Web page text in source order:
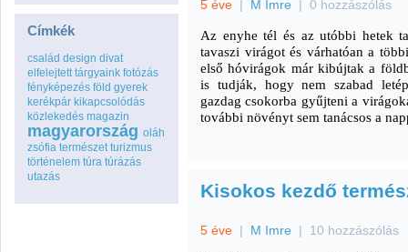
Címkék
család design divat
elfelejtett tárgyaink fotózás
fényképezés föld gyerek
kerékpár kikapcsolódás
közlekedés magazin
magyarország oláh
zsófia természet turizmus
történelem túra túrázás
utazás
5 éve | M Imre | 0 hozzászólás
Az enyhe tél és az utóbbi hetek
tavaszi virágot és várhatóan a
első hóvirágok már kibújtak a
is tudják, hogy nem szabad
gazdag csokorba gyűjteni a
további növényt sem tanácsos a
Kisokos kezdő
5 éve | M Imre | 10 hozzászólás